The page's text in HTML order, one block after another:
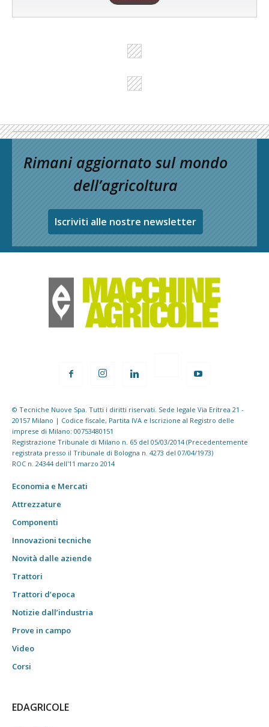
Rimani aggiornato sul mondo
dell’agricoltura
Iscriviti alle nostre newsletter
© Tecniche Nuove Spa. Tutti i diritti riservati. Sede legale Via Eritrea 21 -
20157 Milano | Codice fiscale, Partita IVA e Iscrizione al Registro delle
imprese di Milano: 00753480151
Registrazione Tribunale di Milano n. 65 del 05/03/2014 (Precedentemente
registrata presso il Tribunale di Bologna n. 4273 del 07/04/1973)
ROC n. 24344 dell'11 marzo 2014
Economia e Mercati
Attrezzature
Componenti
Innovazioni tecniche
Novità dalle aziende
Trattori
Trattori d’epoca
Notizie dall’industria
Prove in campo
Video
Corsi
EDAGRICOLE